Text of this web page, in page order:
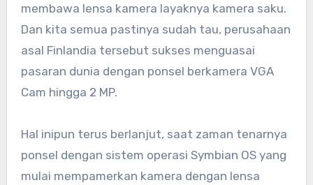
membawa lensa kamera layaknya kamera saku.
Dan kita semua pastinya sudah tau, perusahaan
asal Finlandia tersebut sukses menguasai
pasaran dunia dengan ponsel berkamera VGA
Cam hingga 2 MP.
Hal inipun terus berlanjut, saat zaman tenarnya
ponsel dengan sistem operasi Symbian OS yang
mulai mempamerkan kamera dengan lensa